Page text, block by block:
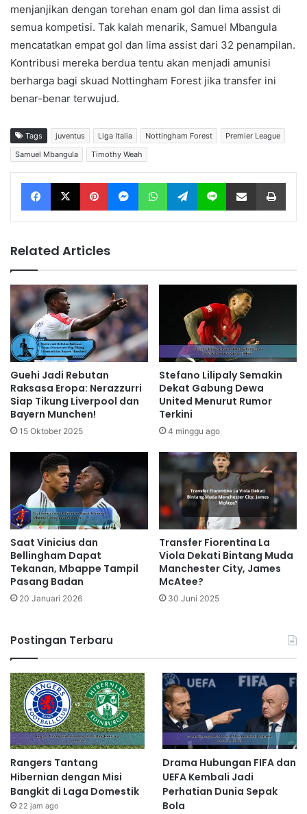
menjanjikan dengan torehan enam gol dan lima assist di
semua kompetisi. Tak kalah menarik, Samuel Mbangula
mencatatkan empat gol dan lima assist dari 32 penampilan.
Kontribusi mereka berdua tentu akan menjadi amunisi
berharga bagi skuad Nottingham Forest jika transfer ini
benar-benar terwujud.
Tags juventus Liga Italia Nottingham Forest
Premier League
Samuel Mbangula
Timothy Weah
Facebook X Pinterest Messenger WhatsApp Telegram Line Share via Email
Related Articles
Guehi Jadi Rebutan
Raksasa Eropa: Nerazzurri
Siap Tikung Liverpool dan
Bayern Munchen!
15 Oktober 2025
Stefano Lilipaly Semakin
Dekat Gabung Dewa
United Menurut Rumor
Terkini
4 minggu ago
Saat Vinicius dan
Bellingham Dapat
Tekanan, Mbappe Tampil
Pasang Badan
20 Januari 2026
Transfer Fiorentina La
Viola Dekati Bintang Muda
Manchester City, James
McAtee?
30 Juni 2025
Postingan Terbaru
Rangers Tantang
Hibernian dengan Misi
Bangkit di Laga Domestik
22 jam ago
Drama Hubungan FIFA dan
UEFA Kembali Jadi
Perhatian Dunia Sepak
Bola